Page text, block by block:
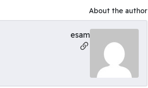
About the author
esam
Social Links